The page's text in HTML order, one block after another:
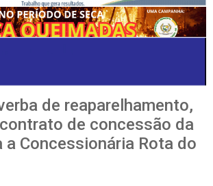
de reaparelhamento,
de concessão da
a Concessionária Rota do